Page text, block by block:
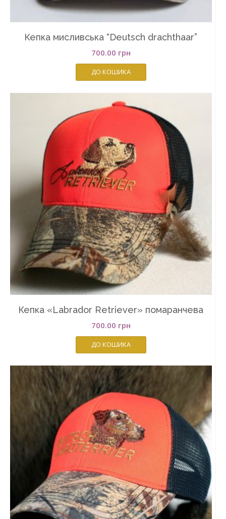
Кепка мисливська “Deutsch drachthaar”
700.00 грн
ДО КОШИКА
Кепка «Labrador Retriever» помаранчева
700.00 грн
ДО КОШИКА